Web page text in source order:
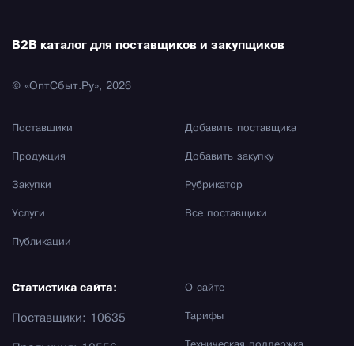
B2B каталог для поставщиков и закупщиков
© «ОптСбыт.Ру», 2026
Поставщики
Продукция
Закупки
Услуги
Публикации
Добавить поставщика
Добавить закупку
Рубрикатор
Все поставщики
О сайте
Тарифы
Статистика сайта:
Поставщики: 10635